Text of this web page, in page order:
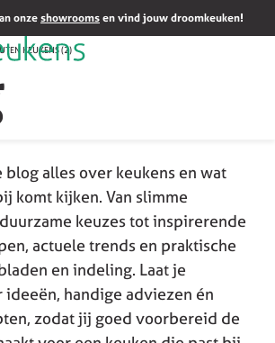
onze showrooms en vind jouw droomkeuken!
KEUKENS (2)
blog alles over keukens en wat
komt kijken. Van slimme
keuzes tot inspirerende
actuele trends en praktische
en indeling. Laat je
ideeën, handige adviezen én
zodat jij goed voorbereid de